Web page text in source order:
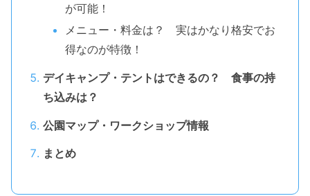
が可能！
メニュー・料金は？ 実はかなり格安でお
得なのが特徴！
デイキャンプ・テントはできるの？ 食事の持
ち込みは？
公園マップ・ワークショップ情報
まとめ